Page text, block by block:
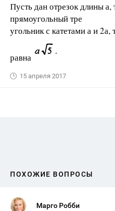
Пусть дан отрезок длины а,
прямоугольный тре
угольник с катетами а и 2а,
равна
15 апреля 2017
ПОХОЖИЕ ВОПРОСЫ
Марго Робби